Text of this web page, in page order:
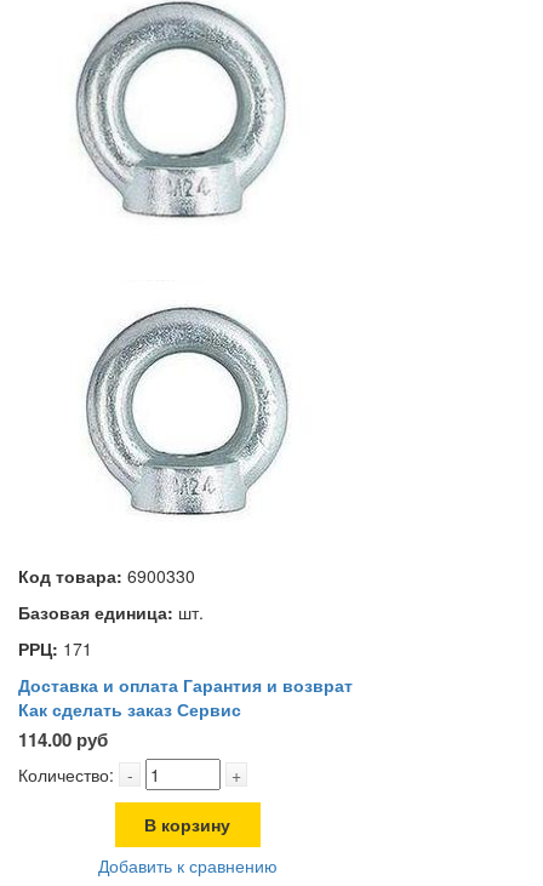
Код товара: 6900330
Базовая единица: шт.
РРЦ: 171
Доставка и оплата Гарантия и возврат
Как сделать заказ Сервис
114.00 руб
Количество: - +
В корзину
Добавить к сравнению